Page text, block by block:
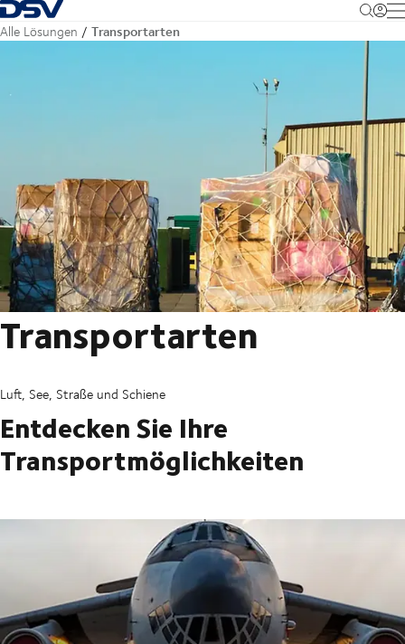
Zurück zur Startseite
Alle Lösungen Transportarten
Transportarten
Luft, See, Straße und Schiene
Entdecken Sie Ihre
Transportmöglichkeiten